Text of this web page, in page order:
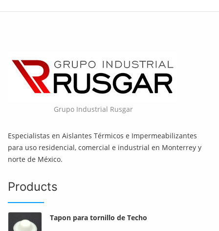
Grupo Industrial Rusgar
Especialistas en Aislantes Térmicos e Impermeabilizantes
para uso residencial, comercial e industrial en Monterrey y
norte de México.
Products
Tapon para tornillo de Techo